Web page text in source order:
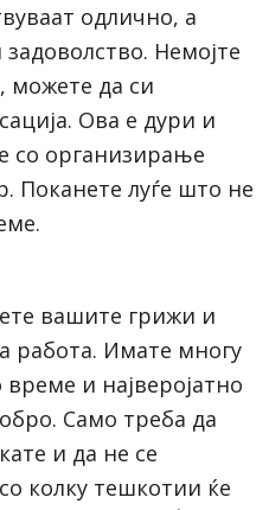
одлично, а
Немојте
можете да си
Ова е дури и
со организирање
Поканете луѓе што не
вашите грижи и
работа. Имате многу
и најверојатно
Само треба да
и да не се
колку тешкотии ќе